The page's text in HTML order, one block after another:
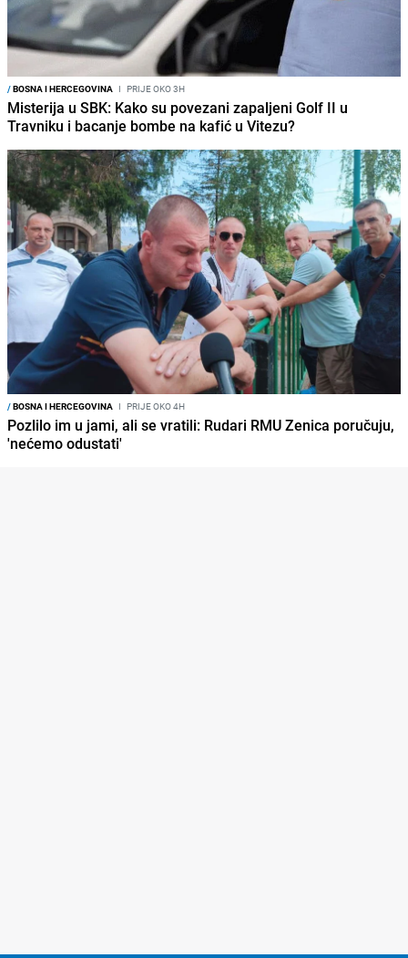
/BOSNA I HERCEGOVINA I PRIJE OKO 3H
Misterija u SBK: Kako su povezani zapaljeni Golf II u
Travniku i bacanje bombe na kafić u Vitezu?
/BOSNA I HERCEGOVINA I PRIJE OKO 4H
Pozlilo im u jami, ali se vratili: Rudari RMU Zenica poručuju,
'nećemo odustati'